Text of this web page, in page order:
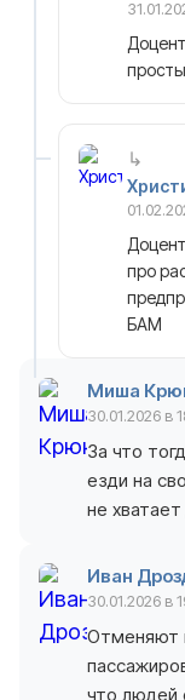
про
БАМ
Миша
30.01.2026 в
За что
езди на
не
Иван
30.01.2026 в
Отменяют
что людей